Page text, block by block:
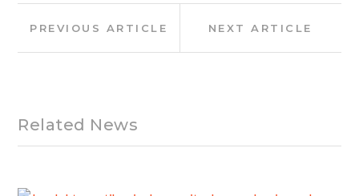
navigation
PREVIOUS ARTICLE NEXT ARTICLE
Related News